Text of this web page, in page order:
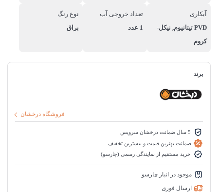
آبکاری
PVD تیتانیوم, نیکل-
کروم
تعداد خروجی آب
1 عدد
نوع رنگ
براق
برند
فروشگاه درخشان
5 سال ضمانت درخشان سرویس
ضمانت بهترین قیمت و بیشترین تخفیف
خرید مستقیم از نمایندگی رسمی (چارسو)
موجود در انبار چارسو
ارسال فوری